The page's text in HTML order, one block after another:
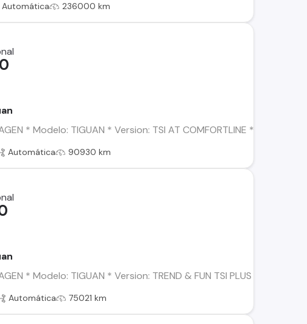
Automática 236000 km
* Modelo: TIGUAN * Version: TSI AT COMFORTLINE * Año:
Automática 90930 km
* Modelo: TIGUAN * Version: TREND & FUN TSI PLUS AT *
Automática 75021 km